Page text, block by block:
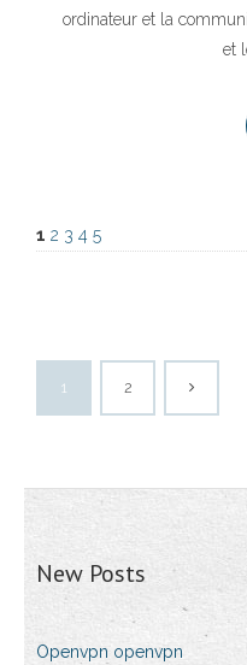
ordinateur et la
et
1 2 3 4 5
1 2
New Posts
Openvpn openvpn